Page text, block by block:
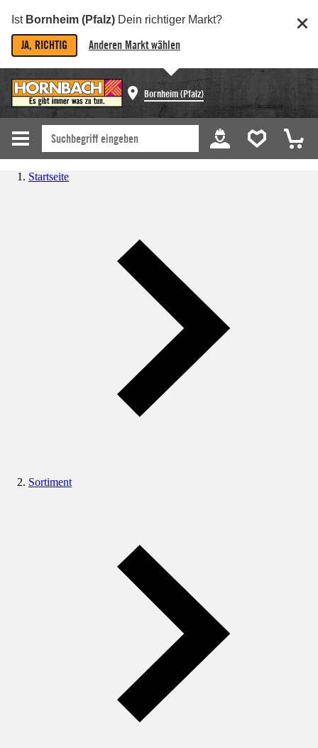
Ist Bornheim (Pfalz) Dein richtiger Markt?
JA, RICHTIG Anderen Markt wählen
Bornheim (Pfalz)
Startseite
Sortiment